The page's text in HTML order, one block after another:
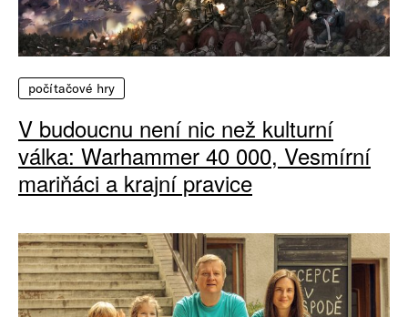
počítačové hry
V budoucnu není nic než kulturní
válka: Warhammer 40 000, Vesmírní
mariňáci a krajní pravice